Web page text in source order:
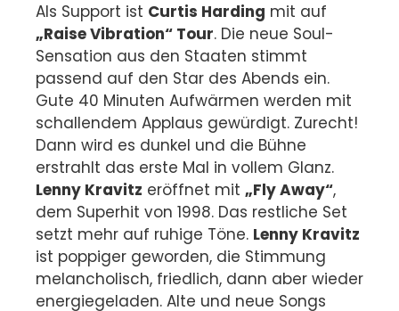
Als Support ist Curtis Harding mit auf
„Raise Vibration“ Tour. Die neue Soul-
Sensation aus den Staaten stimmt
passend auf den Star des Abends ein.
Gute 40 Minuten Aufwärmen werden mit
schallendem Applaus gewürdigt. Zurecht!
Dann wird es dunkel und die Bühne
erstrahlt das erste Mal in vollem Glanz.
Lenny Kravitz eröffnet mit „Fly Away“,
dem Superhit von 1998. Das restliche Set
setzt mehr auf ruhige Töne. Lenny Kravitz
ist poppiger geworden, die Stimmung
melancholisch, friedlich, dann aber wieder
energiegeladen. Alte und neue Songs